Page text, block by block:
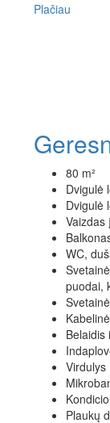
Plačiau
80 m²
Dvigulė
Dvigulė
Vaizdas
WC,
puodai,
Svetainė
Belaidis
Virdulys
Plaukų